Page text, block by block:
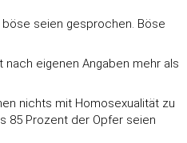
böse seien gesprochen. Böse
eigenen Angaben mehr als
nichts mit Homosexualität zu
85 Prozent der Opfer seien